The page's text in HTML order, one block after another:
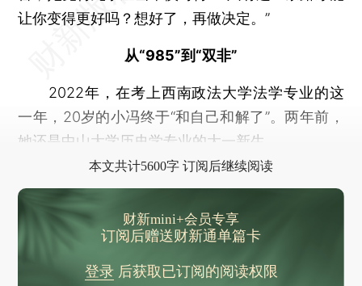
让你变得更好吗？想好了，再做决定。”
从“985”到“双非”
2022年，在考上西南政法大学法学专业的这
一年，20岁的小冯终于“和自己和解了”。两年前，
她还是中山大学历史学专业的大一新生。
本文共计5600字 订阅后继续阅读
财新mini+会员专享
订阅后赠送财新通单篇卡
登录后获取已订阅的阅读权限